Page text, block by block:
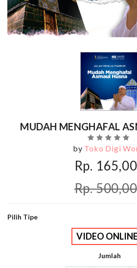
MUDAH MENGHAFAL
by Toko Digi
Rp.
Rp.
Pilih Tipe
VIDEO ONLINE
Jumlah